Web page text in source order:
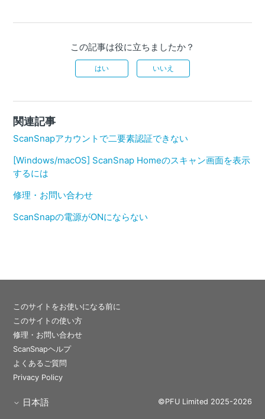
この記事は役に立ちましたか？
はい いいえ
関連記事
ScanSnapアカウントで二要素認証できない
[Windows/macOS] ScanSnap Homeのスキャン画面を表示
するには
修理・お問い合わせ
ScanSnapの電源がONにならない
このサイトをお使いになる前に
このサイトの使い方
修理・お問い合わせ
ScanSnapヘルプ
よくあるご質問
Privacy Policy
日本語 ©PFU Limited 2025-2026